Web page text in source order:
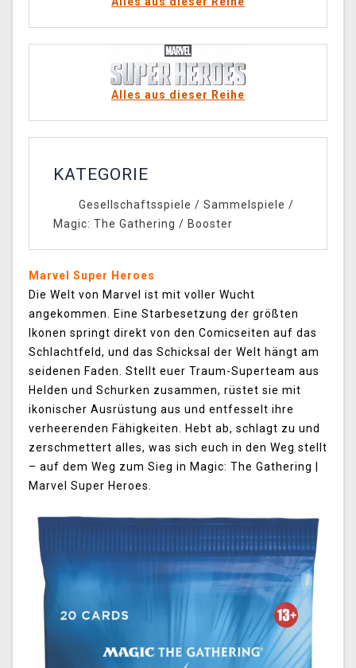
Alles aus dieser Reihe
KATEGORIE
Gesellschaftsspiele / Sammelspiele /
Magic: The Gathering / Booster
Marvel Super Heroes
Die Welt von Marvel ist mit voller Wucht
angekommen. Eine Starbesetzung der größten
Ikonen springt direkt von den Comicseiten auf das
Schlachtfeld, und das Schicksal der Welt hängt am
seidenen Faden. Stellt euer Traum-Superteam aus
Helden und Schurken zusammen, rüstet sie mit
ikonischer Ausrüstung aus und entfesselt ihre
verheerenden Fähigkeiten. Hebt ab, schlagt zu und
zerschmettert alles, was sich euch in den Weg stellt
– auf dem Weg zum Sieg in Magic: The Gathering |
Marvel Super Heroes.